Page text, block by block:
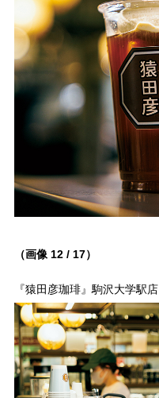
（画像 12 / 17）
『猿田彦珈琲』駒沢大学駅店